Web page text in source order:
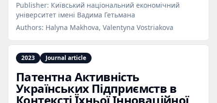
Publisher: Київський національний економічний
університет імені Вадима Гетьмана
Authors: Halyna Makhova, Valentyna Vostriakova
2023 Journal article
Патентна Активність
Українських Підприємств в